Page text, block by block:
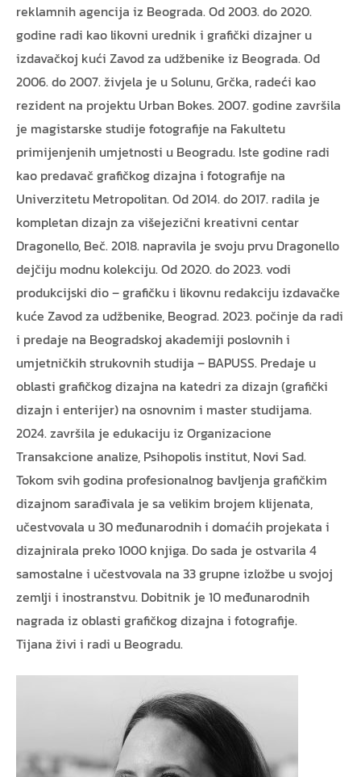
reklamnih agencija iz Beograda. Od 2003. do 2020.
godine radi kao likovni urednik i grafički dizajner u
izdavačkoj kući Zavod za udžbenike iz Beograda. Od
2006. do 2007. živjela je u Solunu, Grčka, radeći kao
rezident na projektu Urban Bokes. 2007. godine završila
je magistarske studije fotografije na Fakultetu
primijenjenih umjetnosti u Beogradu. Iste godine radi
kao predavač grafičkog dizajna i fotografije na
Univerzitetu Metropolitan. Od 2014. do 2017. radila je
kompletan dizajn za višejezični kreativni centar
Dragonello, Beč. 2018. napravila je svoju prvu Dragonello
dejčiju modnu kolekciju. Od 2020. do 2023. vodi
produkcijski dio – grafičku i likovnu redakciju izdavačke
kuće Zavod za udžbenike, Beograd. 2023. počinje da radi
i predaje na Beogradskoj akademiji poslovnih i
umjetničkih strukovnih studija – BAPUSS. Predaje u
oblasti grafičkog dizajna na katedri za dizajn (grafički
dizajn i enterijer) na osnovnim i master studijama.
2024. završila je edukaciju iz Organizacione
Transakcione analize, Psihopolis institut, Novi Sad.
Tokom svih godina profesionalnog bavljenja grafičkim
dizajnom sarađivala je sa velikim brojem klijenata,
učestvovala u 30 međunarodnih i domaćih projekata i
dizajnirala preko 1000 knjiga. Do sada je ostvarila 4
samostalne i učestvovala na 33 grupne izložbe u svojoj
zemlji i inostranstvu. Dobitnik je 10 međunarodnih
nagrada iz oblasti grafičkog dizajna i fotografije.
Tijana živi i radi u Beogradu.